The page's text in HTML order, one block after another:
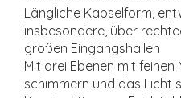
Längliche Kapselform,
insbesondere, über
großen Eingangshallen
Mit drei Ebenen mit
schimmern und das Licht